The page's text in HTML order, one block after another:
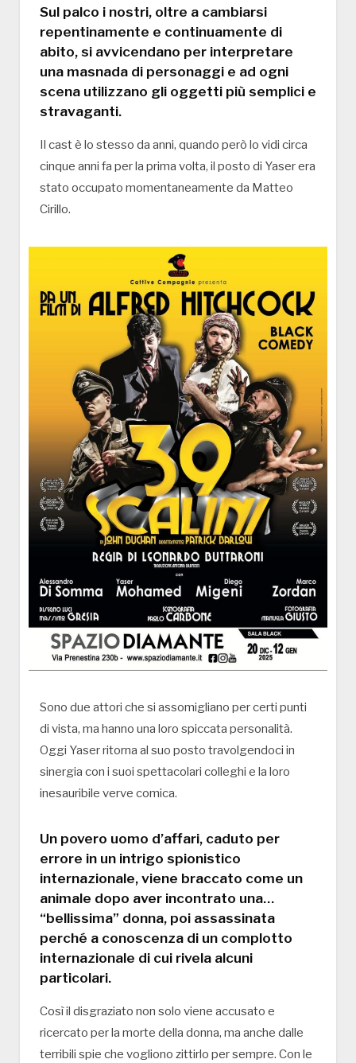
Sul palco i nostri, oltre a cambiarsi
repentinamente e continuamente di
abito, si avvicendano per interpretare
una masnada di personaggi e ad ogni
scena utilizzano gli oggetti più semplici e
stravaganti.
Il cast è lo stesso da anni, quando però lo vidi circa
cinque anni fa per la prima volta, il posto di Yaser era
stato occupato momentaneamente da Matteo
Cirillo.
Sono due attori che si assomigliano per certi punti
di vista, ma hanno una loro spiccata personalità.
Oggi Yaser ritorna al suo posto travolgendoci in
sinergia con i suoi spettacolari colleghi e la loro
inesauribile verve comica.
Un povero uomo d’affari, caduto per
errore in un intrigo spionistico
internazionale, viene braccato come un
animale dopo aver incontrato una…
“bellissima” donna, poi assassinata
perché a conoscenza di un complotto
internazionale di cui rivela alcuni
particolari.
Così il disgraziato non solo viene accusato e
ricercato per la morte della donna, ma anche dalle
terribili spie che vogliono zittirlo per sempre. Con le